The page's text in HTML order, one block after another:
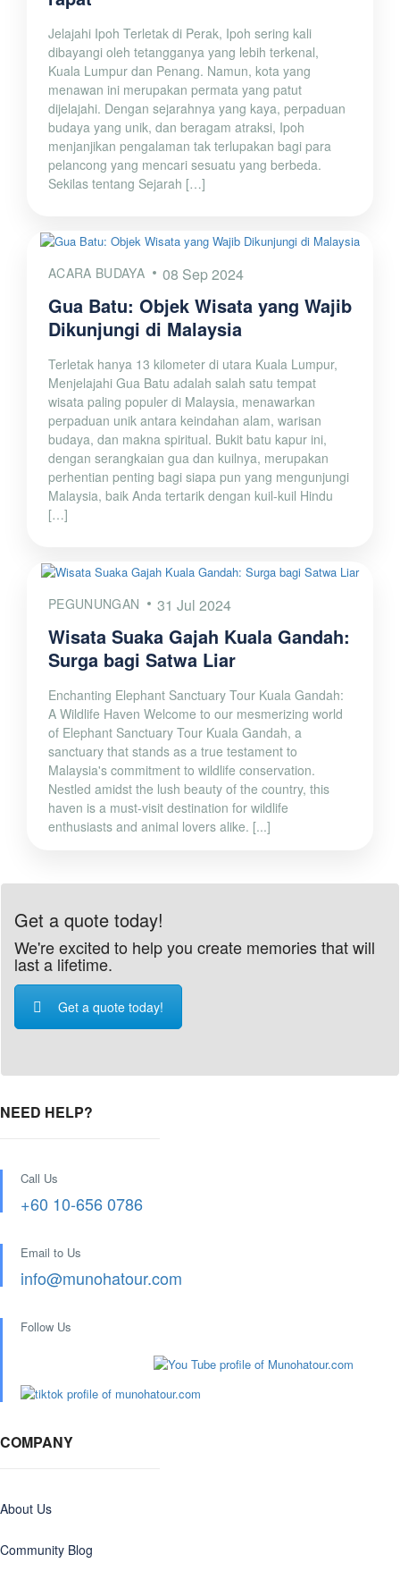
Jelajahi Ipoh Terletak di Perak, Ipoh sering kali
dibayangi oleh tetangganya yang lebih terkenal,
Kuala Lumpur dan Penang. Namun, kota yang
menawan ini merupakan permata yang patut
dijelajahi. Dengan sejarahnya yang kaya, perpaduan
budaya yang unik, dan beragam atraksi, Ipoh
menjanjikan pengalaman tak terlupakan bagi para
pelancong yang mencari sesuatu yang berbeda.
Sekilas tentang Sejarah […]
ACARA BUDAYA 08 Sep 2024
Gua Batu: Objek Wisata yang Wajib
Dikunjungi di Malaysia
Terletak hanya 13 kilometer di utara Kuala Lumpur,
Menjelajahi Gua Batu adalah salah satu tempat
wisata paling populer di Malaysia, menawarkan
perpaduan unik antara keindahan alam, warisan
budaya, dan makna spiritual. Bukit batu kapur ini,
dengan serangkaian gua dan kuilnya, merupakan
perhentian penting bagi siapa pun yang mengunjungi
Malaysia, baik Anda tertarik dengan kuil-kuil Hindu
[…]
PEGUNUNGAN 31 Jul 2024
Wisata Suaka Gajah Kuala Gandah:
Surga bagi Satwa Liar
Enchanting Elephant Sanctuary Tour Kuala Gandah:
A Wildlife Haven Welcome to our mesmerizing world
of Elephant Sanctuary Tour Kuala Gandah, a
sanctuary that stands as a true testament to
Malaysia's commitment to wildlife conservation.
Nestled amidst the lush beauty of the country, this
haven is a must-visit destination for wildlife
enthusiasts and animal lovers alike. [...]
Get a quote today!
We're excited to help you create memories that will
last a lifetime.
Get a quote today!
NEED HELP?
Call Us
+60 10-656 0786
Email to Us
info@munohatour.com
Follow Us
COMPANY
About Us
Community Blog